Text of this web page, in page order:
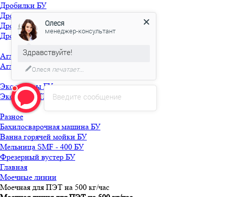
Дробилки БУ
Дробилка 11 кВт БУ
Дробилка 18 кВт БУ
Дробилка PSG1521 БУ
Агломераторы БУ
Агломератор HQ-150 БУ
Экструдеры БУ
Экструдер TRUSIOMA 63 БУ
Разное
Бахилосварочная машина БУ
Ванна горячей мойки БУ
Мельница SMF - 400 БУ
Фрезерный вустер БУ
Главная
Моечные линии
Моечная для ПЭТ на 500 кг/час
Введите сообщение
Олеся
менеджер-консультант
Здравствуйте!
Олеся печатает...